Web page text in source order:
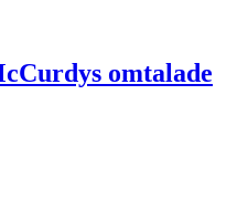
omtalade